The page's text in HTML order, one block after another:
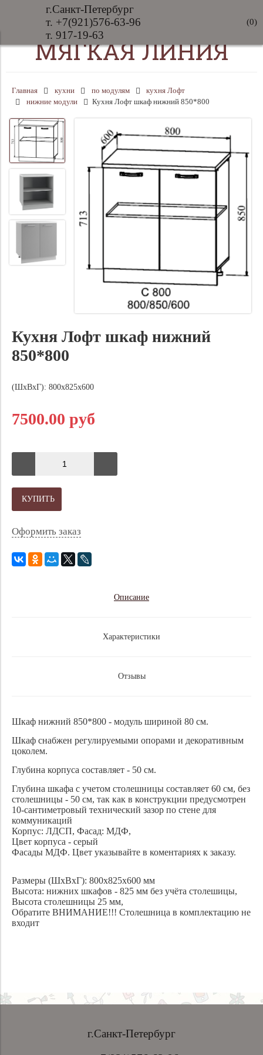
г.Санкт-Петербург
т. +7(921)576-63-96
т. 917-19-63
(0)
МЯГКАЯ ЛИНИЯ
Главная кухни по модулям
кухня Лофт
нижние модули
Кухня Лофт шкаф нижний 850*800
Кухня Лофт шкаф нижний
850*800
(ШхВхГ): 800х825х600
7500.00 руб
КУПИТЬ
Оформить заказ
Описание
Характеристики
Отзывы
Шкаф нижний 850*800 - модуль шириной 80 см.
Шкаф снабжен регулируемыми опорами и декоративным
цоколем.
Глубина корпуса составляет - 50 см.
Глубина шкафа с учетом столешницы составляет 60 см, без
столешницы - 50 см, так как в конструкции предусмотрен
10-сантиметровый технический зазор по стене для
коммуникаций
Корпус: ЛДСП, Фасад: МДФ,
Цвет корпуса - серый
Фасады МДФ. Цвет указывайте в коментариях к заказу.
Размеры (ШхВхГ): 800х825х600 мм
Высота: нижних шкафов - 825 мм без учёта столешицы,
Высота столешницы 25 мм,
Обратите ВНИМАНИЕ!!! Столешница в комплектацию не
входит
г.Санкт-Петербург